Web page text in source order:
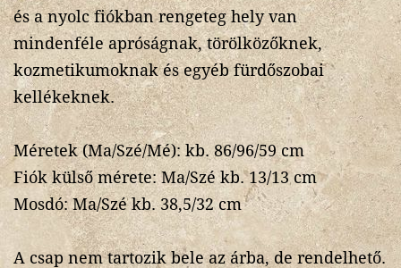
és a nyolc fiókban rengeteg hely van
mindenféle apróságnak, törölközőknek,
kozmetikumoknak és egyéb fürdőszobai
kellékeknek.
Méretek (Ma/Szé/Mé): kb. 86/96/59 cm
Fiók külső mérete: Ma/Szé kb. 13/13 cm
Mosdó: Ma/Szé kb. 38,5/32 cm
A csap nem tartozik bele az árba, de rendelhető.